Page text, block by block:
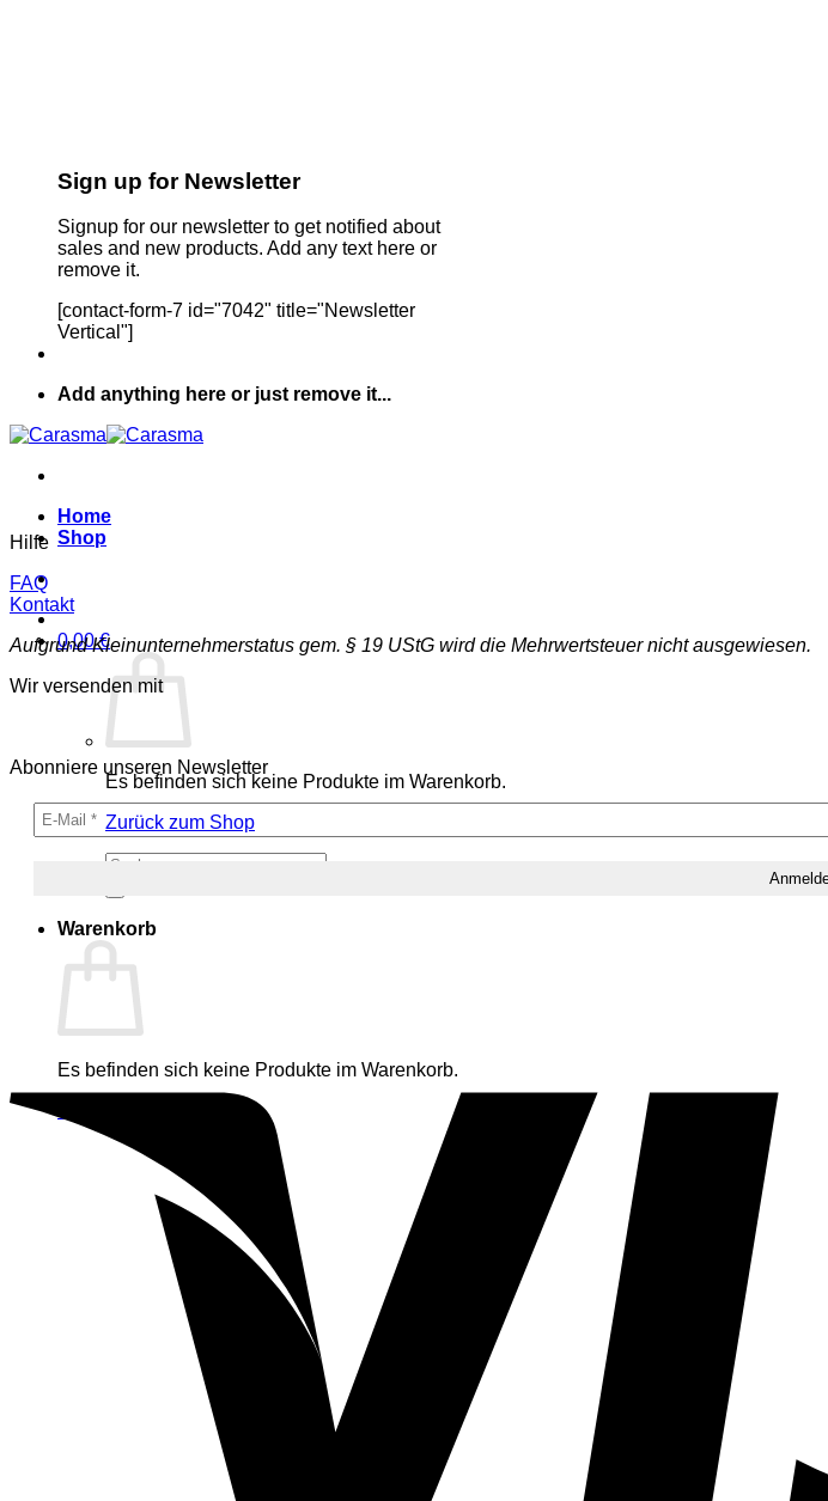
Sign up for Newsletter
Signup for our newsletter to get notified about
sales and new products. Add any text here or
remove it.
[contact-form-7 id="7042" title="Newsletter
Vertical"]
Add anything here or just remove it...
Home
Shop
0,00€
Es befinden sich keine Produkte im Warenkorb.
Zurück zum Shop
Suche
Warenkorb
Es befinden sich keine Produkte im Warenkorb.
Hilfe
FAQ
Kontakt
Aufgrund Kleinunternehmerstatus gem. § 19 UStG wird die Mehrwertsteuer nicht ausgewiesen.
Wir versenden mit
Abonniere unseren Newsletter